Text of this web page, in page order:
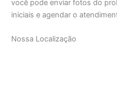
você pode enviar fotos do
iniciais e agendar o
Nossa Localização